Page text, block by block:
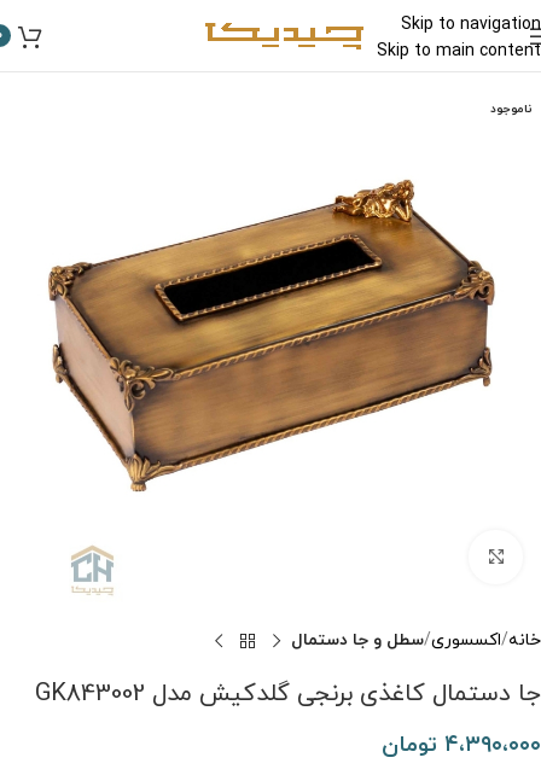
Skip to navigation
Skip to main content
ناموجود
خانه اکسسوری سطل و جا دستمال
جا دستمال کاغذی برنجی گلدکیش مدل GK843002
۴،۳۹۰،۰۰۰ تومان